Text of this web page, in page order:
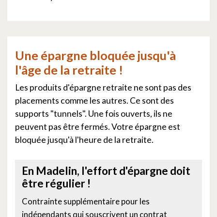
Une épargne bloquée jusqu'à
l'âge de la retraite !
Les produits d'épargne retraite ne sont pas des
placements comme les autres. Ce sont des
supports "tunnels". Une fois ouverts, ils ne
peuvent pas être fermés. Votre épargne est
bloquée jusqu'à l'heure de la retraite.
En Madelin, l'effort d'épargne doit
être régulier !
Contrainte supplémentaire pour les
indépendants qui souscrivent un contrat